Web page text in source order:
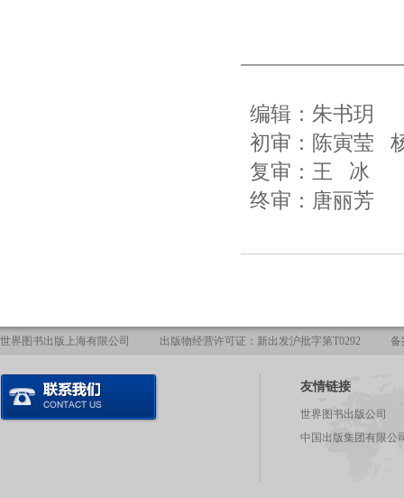
编辑：朱书玥
初审：陈寅莹
复审：王 冰
终审：唐丽芳
世界图书出版上海有限公司 出版物经营许可证：新出发沪批字第T0292 备
友情链接
世界图书出版公司
中国出版集团有限公